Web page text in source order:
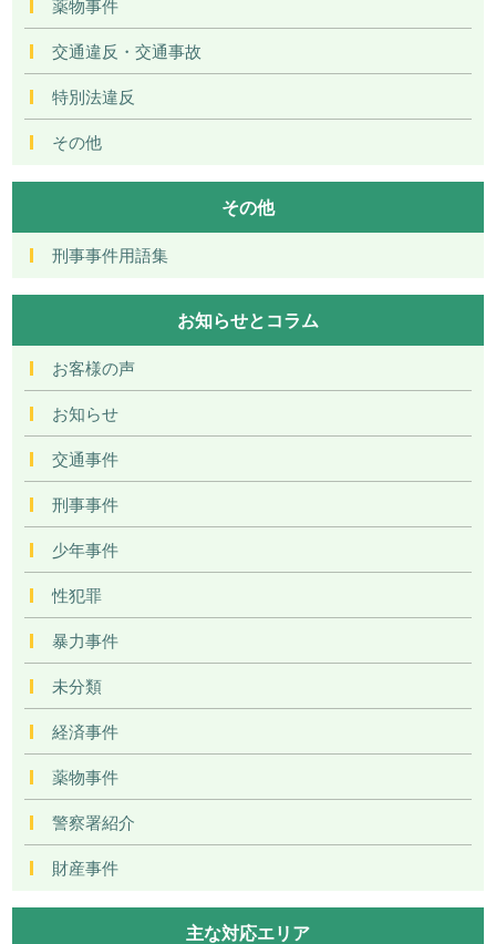
薬物事件
交通違反・交通事故
特別法違反
その他
その他
刑事事件用語集
お知らせとコラム
お客様の声
お知らせ
交通事件
刑事事件
少年事件
性犯罪
暴力事件
未分類
経済事件
薬物事件
警察署紹介
財産事件
主な対応エリア